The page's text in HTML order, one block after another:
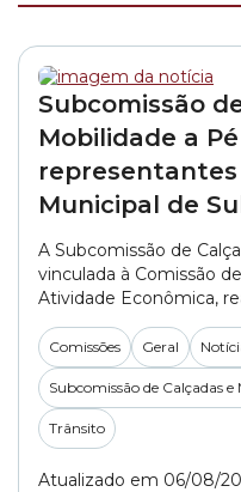
Subcomissão
Mobilidade a
Municipal de
A Subcomissão de
vinculada à Comissão
Atividade Econômica,
(06/08), a primeira
2026. No encontro, os
representantes da
Subprefeituras). A
engenheiro Alexandre
Comissões Geral
Subcomissão de Calçadas e
Trânsito
Atualizado em 06/08/